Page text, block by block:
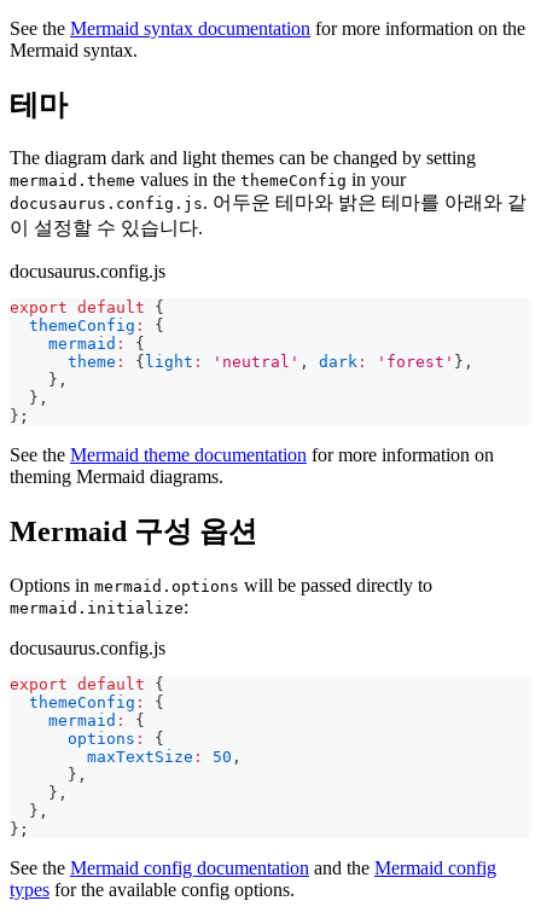
See the Mermaid syntax documentation for more information on the
Mermaid syntax.
테마
The diagram dark and light themes can be changed by setting
mermaid.theme values in the themeConfig in your
docusaurus.config.js. 어두운 테마와 밝은 테마를 아래와 같
이 설정할 수 있습니다.
docusaurus.config.js
export default
{
themeConfig :
{
mermaid :
{
theme : { light : 'neutral' , dark : 'forest' } ,
} ,
} ,
} ;
See the Mermaid theme documentation for more information on
theming Mermaid diagrams.
Mermaid 구성 옵션
Options in mermaid.options will be passed directly to
mermaid.initialize:
docusaurus.config.js
export default
{
themeConfig :
{
mermaid :
{
options :
{
maxTextSize : 50 ,
} ,
} ,
} ,
} ;
See the Mermaid config documentation and the Mermaid config
types for the available config options.